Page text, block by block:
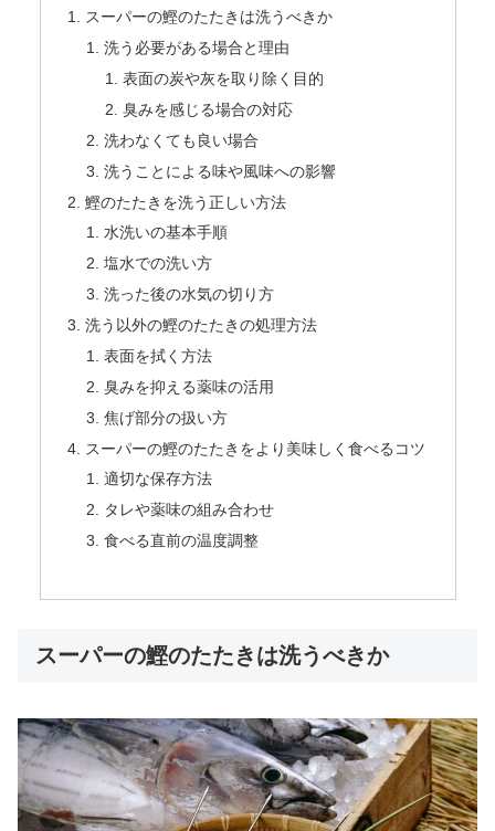
スーパーの鰹のたたきは洗うべきか
洗う必要がある場合と理由
表面の炭や灰を取り除く目的
臭みを感じる場合の対応
洗わなくても良い場合
洗うことによる味や風味への影響
鰹のたたきを洗う正しい方法
水洗いの基本手順
塩水での洗い方
洗った後の水気の切り方
洗う以外の鰹のたたきの処理方法
表面を拭く方法
臭みを抑える薬味の活用
焦げ部分の扱い方
スーパーの鰹のたたきをより美味しく食べるコツ
適切な保存方法
タレや薬味の組み合わせ
食べる直前の温度調整
スーパーの鰹のたたきは洗うべきか